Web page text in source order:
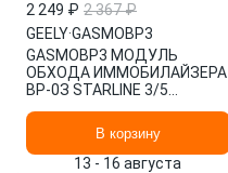
2 249 ₽ 2 367 ₽
GEELY·GASMOBP3
GASMOBP3 МОДУЛЬ
ОБХОДА ИММОБИЛАЙЗЕРА
ВР-0З STARLINE 3/5
В корзину
13 - 16 августа